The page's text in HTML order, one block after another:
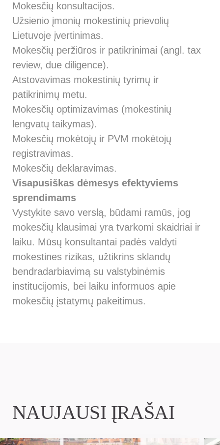
Mokesčių konsultacijos.
Užsienio įmonių mokestinių prievolių
Lietuvoje įvertinimas.
Mokesčių peržiūros ir patikrinimai (angl. tax
review, due diligence).
Atstovavimas mokestinių tyrimų ir
patikrinimų metu.
Mokesčių optimizavimas (mokestinių
lengvatų taikymas).
Mokesčių mokėtojų ir PVM mokėtojų
registravimas.
Mokesčių deklaravimas.
Visapusiškas dėmesys efektyviems
sprendimams
Vystykite savo verslą, būdami ramūs, jog
mokesčių klausimai yra tvarkomi skaidriai ir
laiku. Mūsų konsultantai padės valdyti
mokestines rizikas, užtikrins sklandų
bendradarbiavimą su valstybinėmis
institucijomis, bei laiku informuos apie
mokesčių įstatymų pakeitimus.
NAUJAUSI ĮRAŠAI